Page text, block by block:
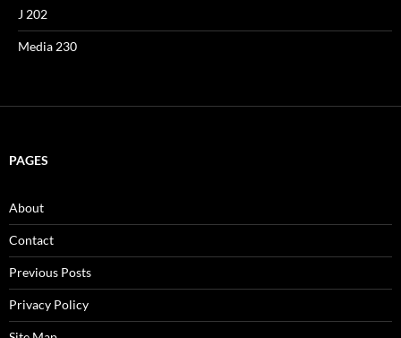
J 202
Media 230
PAGES
About
Contact
Previous Posts
Privacy Policy